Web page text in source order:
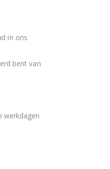
in ons
bent van
werkdagen